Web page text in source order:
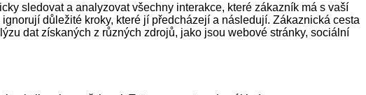
sledovat a analyzovat všechny interakce, které zákazník má s vaší
důležité kroky, které jí předcházejí a následují. Zákaznická cesta
dat získaných z různých zdrojů, jako jsou webové stránky, sociální